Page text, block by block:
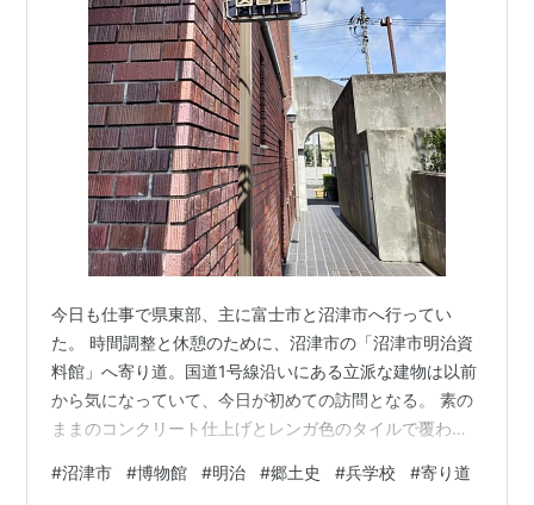
今日も仕事で県東部、主に富士市と沼津市へ行ってい
た。 時間調整と休憩のために、沼津市の「沼津市明治資
料館」へ寄り道。国道1号線沿いにある立派な建物は以前
から気になっていて、今日が初めての訪問となる。 素の
ままのコンクリート仕上げとレンガ色のタイルで覆われ
築によくあるもの。思えば豊かな時代だった。良くも悪
#沼津市 #博物館 #明治 #郷土史 #兵学校 #寄り道